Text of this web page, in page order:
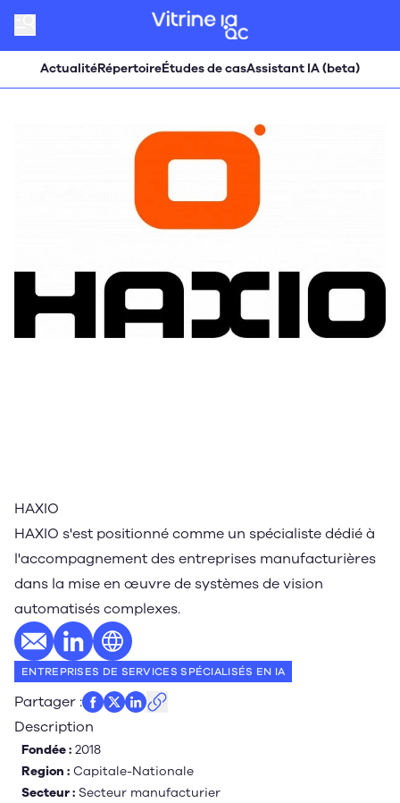
ActualitéRépertoireÉtudes de casAssistant IA (beta)
HAXIO
HAXIO s'est positionné comme un spécialiste dédié à
l'accompagnement des entreprises manufacturières
dans la mise en œuvre de systèmes de vision
automatisés complexes.
E-mailProfil LinkedIn
Site web
ENTREPRISES DE SERVICES SPÉCIALISÉS EN IA
Partager :
Description
Fondée : 2018
Region : Capitale-Nationale
Secteur : Secteur manufacturier